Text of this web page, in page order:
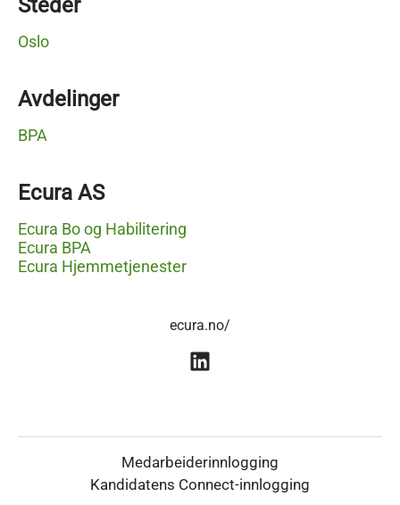
Steder
Oslo
Avdelinger
BPA
Ecura AS
Ecura Bo og Habilitering
Ecura BPA
Ecura Hjemmetjenester
ecura.no/
Medarbeiderinnlogging
Kandidatens Connect-innlogging